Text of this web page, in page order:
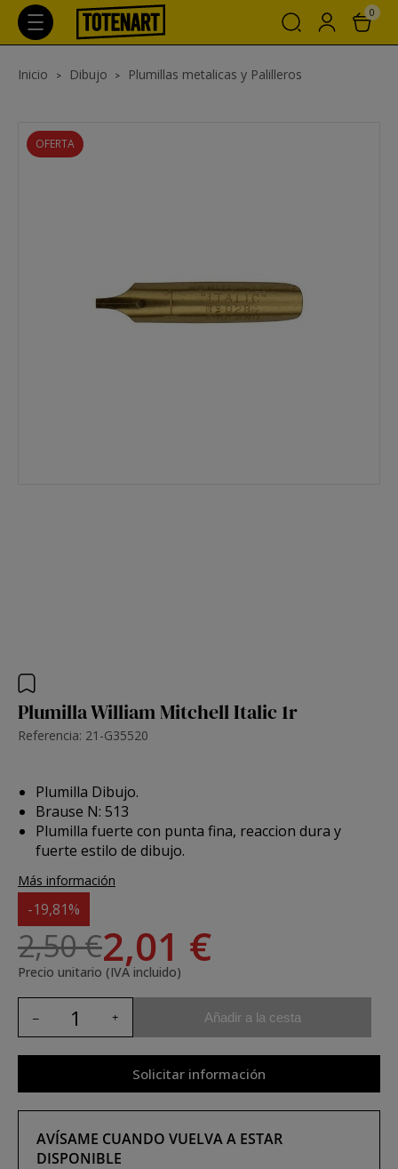
0
Inicio Dibujo Plumillas metalicas y Palilleros
OFERTA
Plumilla William Mitchell Italic 1r
Referencia: 21-G35520
Plumilla Dibujo.
Brause N: 513
Plumilla fuerte con punta fina, reaccion dura y
fuerte estilo de dibujo.
Más información
-19,81%
2,50 €2,01 €
Precio unitario (IVA incluido)
Añadir a la cesta
Solicitar información
AVÍSAME CUANDO VUELVA A ESTAR
DISPONIBLE